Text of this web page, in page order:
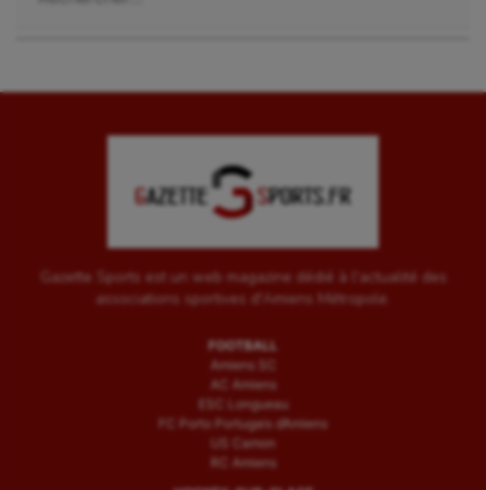
Gazette Sports est un web magazine dédié à l'actualité des
associations sportives d'Amiens Métropole.
FOOTBALL
Amiens SC
AC Amiens
ESC Longueau
FC Porto Portugais d’Amiens
US Camon
RC Amiens